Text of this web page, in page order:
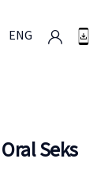
ENG
Seks